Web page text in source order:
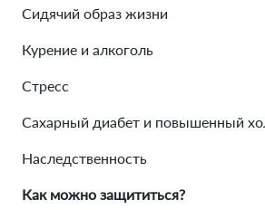
Сидячий образ жизни
Курение и алкоголь
Стресс
Сахарный диабет и повышенный
Наследственность
Как можно защититься?